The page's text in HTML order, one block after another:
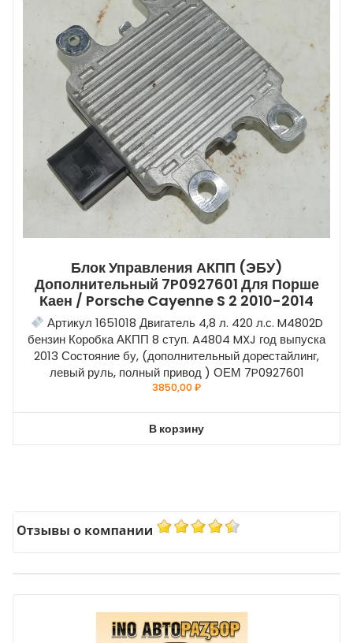
Блок Управления АКПП (ЭБУ)
Дополнительный 7P0927601 Для Порше
Каен / Porsche Cayenne S 2 2010-2014
Артикул 1651018 Двигатель 4,8 л. 420 л.с. M4802D
бензин Коробка АКПП 8 ступ. A4804 MXJ год выпуска
2013 Состояние бу, (дополнительный дорестайлинг,
левый руль, полный привод ) ОЕМ 7P0927601
3850,00₽
В корзину